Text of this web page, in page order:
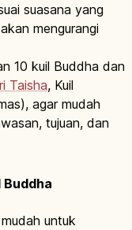
suasana yang
mengurangi
10 kuil Buddha dan
Taisha, Kuil
agar mudah
tujuan, dan
Buddha
untuk